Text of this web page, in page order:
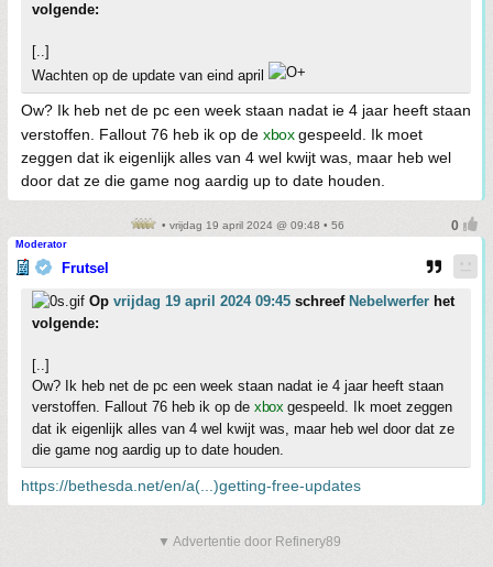
volgende:
[..]
Wachten op de update van eind april
Ow? Ik heb net de pc een week staan nadat ie 4 jaar heeft staan
verstoffen. Fallout 76 heb ik op de xboxgespeeld. Ik moet
zeggen dat ik eigenlijk alles van 4 wel kwijt was, maar heb wel
door dat ze die game nog aardig up to date houden.
• vrijdag 19 april 2024 @ 09:48 • 56
Moderator
Frutsel
Op vrijdag 19 april 2024 09:45 schreef Nebelwerfer het
volgende:
[..]
Ow? Ik heb net de pc een week staan nadat ie 4 jaar heeft staan
verstoffen. Fallout 76 heb ik op de xbox gespeeld. Ik moet zeggen
dat ik eigenlijk alles van 4 wel kwijt was, maar heb wel door dat ze
die game nog aardig up to date houden.
https://bethesda.net/en/a(...)getting-free-updates
▼ Advertentie door Refinery89